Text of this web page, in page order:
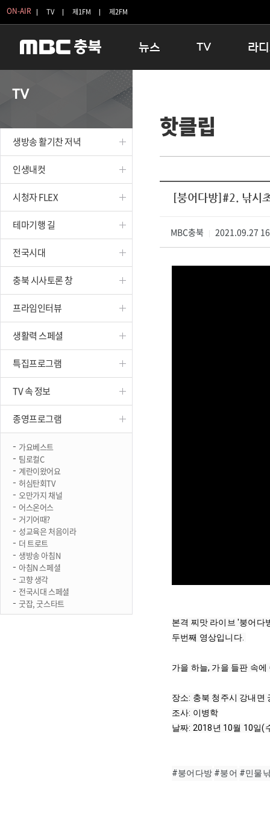
ON-AIR TV 제1FM 제2FM
뉴스
보은
옥천
TV
인생내컷
테마기행 길
시청자 FLEX
특집프로그램
종영프로그램
라
TV
생방송 활기찬 저녁
인생내컷
시청자 FLEX
테마기행 길
전국시대
충북 시사토론 창
프라임인터뷰
생활력 스페셜
특집프로그램
TV 속 정보
종영프로그램
가요베스트
팀로컬C
계란이왔어요
허심탄회TV
오만가지 채널
어스온어스
거기어때?
성교육은 처음이라
더 트로트
생방송 아침N
아침N 스페셜
고향 생각
전국시대 스페셜
굿잡, 굿스타트
핫클립
[붕어다방]#2. 낚시
MBC충북 2021.09.27
본격 찌맛 라이브 '붕어다
두번째 영상입니다.
가을 하늘, 가을 들판 속
장소: 충북 청주시 강내면
조사: 이병학
날짜: 2018년 10월 10일(
#붕어다방 #붕어 #민물